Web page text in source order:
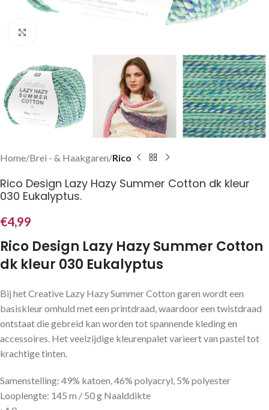
Home Brei - & Haakgaren Rico
Rico Design Lazy Hazy Summer Cotton dk kleur
030 Eukalyptus.
€4,99
Rico Design Lazy Hazy Summer Cotton
dk kleur 030 Eukalyptus
Bij het Creative Lazy Hazy Summer Cotton garen wordt een
basiskleur omhuld met een printdraad, waardoor een twistdraad
ontstaat die gebreid kan worden tot spannende kleding en
accessoires. Het veelzijdige kleurenpalet varieert van pastel tot
krachtige tinten.
Samenstelling: 49% katoen, 46% polyacryl, 5% polyester
Looplengte: 145 m / 50 g Naalddikte